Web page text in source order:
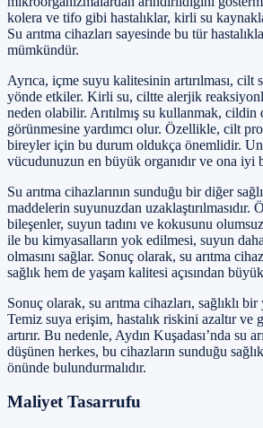
kolera ve tifo gibi hastalıklar, kirli su
Su arıtma cihazları sayesinde bu tür
mümkündür.
Ayrıca, içme suyu kalitesinin artırılması, cilt
yönde etkiler. Kirli su, ciltte alerjik
neden olabilir. Arıtılmış su kullanmak, cildin
görünmesine yardımcı olur. Özellikle, cilt
bireyler için bu durum oldukça önemlidir.
vücudunuzun en büyük organıdır ve ona iyi
Su arıtma cihazlarının sunduğu bir diğer
maddelerin suyunuzdan uzaklaştırılmasıdır.
bileşenler, suyun tadını ve kokusunu
ile bu kimyasalların yok edilmesi, suyun
olmasını sağlar. Sonuç olarak, su arıtma
sağlık hem de yaşam kalitesi açısından
Sonuç olarak, su arıtma cihazları, sağlıklı
Temiz suya erişim, hastalık riskini azaltır ve
artırır. Bu nedenle, Aydın Kuşadası’nda su
düşünen herkes, bu cihazların sunduğu
önünde bulundurmalıdır.
Maliyet Tasarrufu